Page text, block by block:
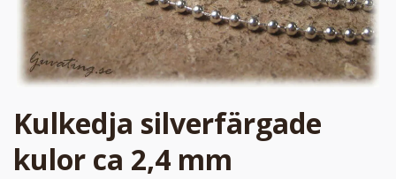
Kulkedja silverfärgade
kulor ca 2,4 mm